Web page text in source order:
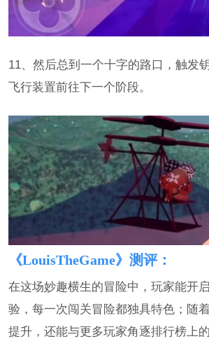
11、然后总到一个十字的路口，触发
飞行装置前往下一个阶段。
《LouisTheGame》测评：
在这场妙趣横生的冒险中，玩家能开
验，每一次闯关冒险都独具特色；随
提升，还能与更多玩家角逐排行榜上的